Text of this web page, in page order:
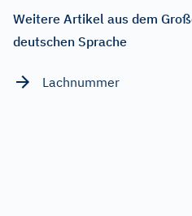
Weitere Artikel aus dem
deutschen Sprache
Lachnummer